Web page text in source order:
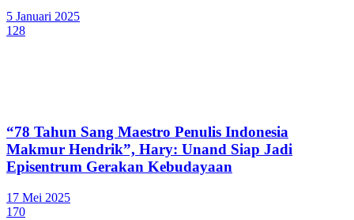
5 Januari 2025
128
“78 Tahun Sang Maestro Penulis Indonesia
Makmur Hendrik”, Hary: Unand Siap Jadi
Episentrum Gerakan Kebudayaan
17 Mei 2025
170